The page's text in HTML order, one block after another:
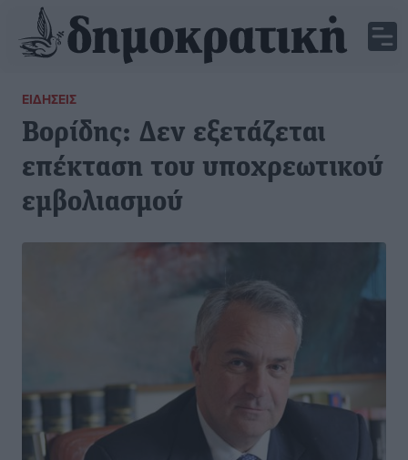
ΕΙΔΉΣΕΙΣ
Βορίδης: Δεν εξετάζεται
επέκταση του υποχρεωτικού
εμβολιασμού